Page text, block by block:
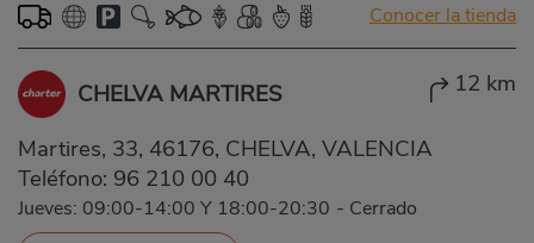
Conocer la tienda
CHELVA MARTIRES 12 km
Martires, 33, 46176, CHELVA, VALENCIA
Teléfono: 96 210 00 40
Jueves: 09:00-14:00 Y 18:00-20:30 - Cerrado